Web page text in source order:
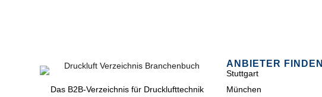
Das B2B-Verzeichnis für Drucklufttechnik
ANBIETER FINDEN
Stuttgart
München